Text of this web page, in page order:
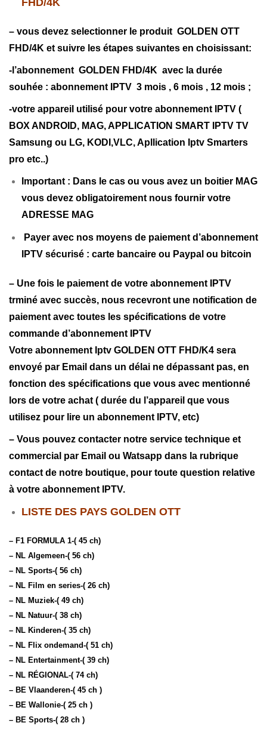
– vous devez selectionner le produit GOLDEN OTT
FHD/4K et suivre les étapes suivantes en choisissant:
-l’abonnement GOLDEN FHD/4K avec la durée
souhée : abonnement IPTV 3 mois , 6 mois , 12 mois ;
-votre appareil utilisé pour votre abonnement IPTV (
BOX ANDROID, MAG, APPLICATION SMART IPTV TV
Samsung ou LG, KODI,VLC, Apllication Iptv Smarters
pro etc..)
Important : Dans le cas ou vous avez un boitier MAG
vous devez obligatoirement nous fournir votre
ADRESSE MAG
Payer avec nos moyens de paiement d’abonnement
IPTV sécurisé : carte bancaire ou Paypal ou bitcoin
– Une fois le paiement de votre abonnement IPTV
trminé avec succès, nous recevront une notification de
paiement avec toutes les spécifications de votre
commande d’abonnement IPTV
Votre abonnement Iptv GOLDEN OTT FHD/K4 sera
envoyé par Email dans un délai ne dépassant pas, en
fonction des spécifications que vous avec mentionné
lors de votre achat ( durée du l’appareil que vous
utilisez pour lire un abonnement IPTV, etc)
– Vous pouvez contacter notre service technique et
commercial par Email ou Watsapp dans la rubrique
contact de notre boutique, pour toute question relative
à votre abonnement IPTV.
LISTE DES PAYS GOLDEN OTT
– F1 FORMULA 1-( 45 ch)
– NL Algemeen-( 56 ch)
– NL Sports-( 56 ch)
– NL Film en series-( 26 ch)
– NL Muziek-( 49 ch)
– NL Natuur-( 38 ch)
– NL Kinderen-( 35 ch)
– NL Flix ondemand-( 51 ch)
– NL Entertainment-( 39 ch)
– NL RÉGIONAL-( 74 ch)
– BE Vlaanderen-( 45 ch )
– BE Wallonie-( 25 ch )
– BE Sports-( 28 ch )